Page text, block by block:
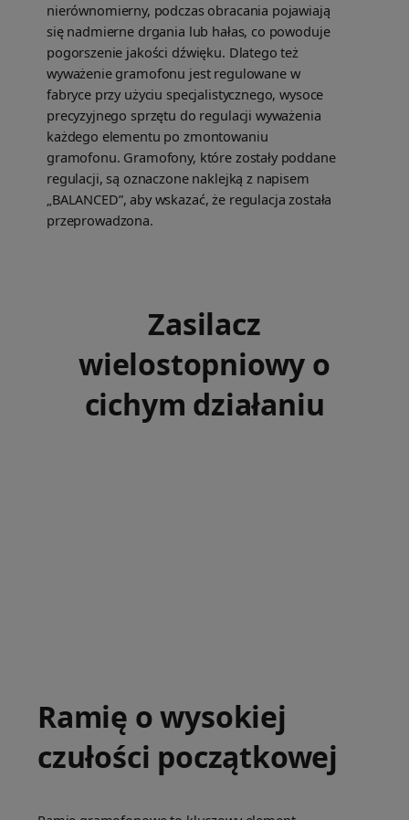
nierównomierny, podczas obracania pojawiają
się nadmierne drgania lub hałas, co powoduje
pogorszenie jakości dźwięku. Dlatego też
wyważenie gramofonu jest regulowane w
fabryce przy użyciu specjalistycznego, wysoce
precyzyjnego sprzętu do regulacji wyważenia
każdego elementu po zmontowaniu
gramofonu. Gramofony, które zostały poddane
regulacji, są oznaczone naklejką z napisem
„BALANCED”, aby wskazać, że regulacja została
przeprowadzona.
Zasilacz
wielostopniowy o
cichym działaniu
Ramię o wysokiej
czułości początkowej